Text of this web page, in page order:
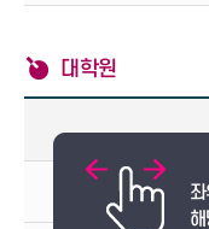
대학원